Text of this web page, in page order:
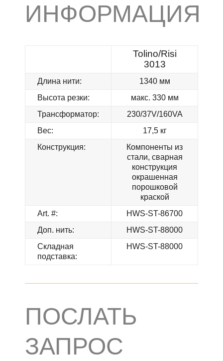
ИНФОРМАЦИЯ
Tolino/Risi
3013
Длина нити:
1340 мм
Высота резки:
макс. 330 мм
Трансформатор:
230/37V/160VA
Вес:
17,5 кг
Конструкция:
Компоненты из
стали, сварная
конструкция
окрашенная
порошковой
краской
Art. #:
HWS-ST-86700
Доп. нить:
HWS-ST-88000
Складная
подставка:
HWS-ST-88000
ПОСЛАТЬ
ЗАПРОС